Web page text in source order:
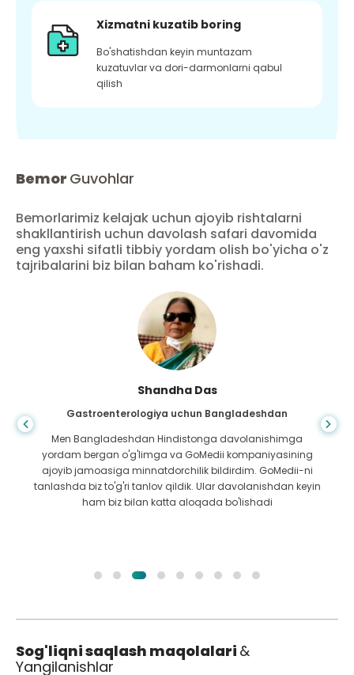
Xizmatni kuzatib boring
Bo'shatishdan keyin muntazam
kuzatuvlar va dori-darmonlarni qabul
qilish
Bemor Guvohlar
Bemorlarimiz kelajak uchun ajoyib rishtalarni
shakllantirish uchun davolash safari davomida
eng yaxshi sifatli tibbiy yordam olish bo'yicha o'z
tajribalarini biz bilan baham ko'rishadi.
Shandha Das
Gastroenterologiya uchun Bangladeshdan
Men Bangladeshdan Hindistonga davolanishimga
yordam bergan o'g'limga va GoMedii kompaniyasining
ajoyib jamoasiga minnatdorchilik bildirdim. GoMedii-ni
tanlashda biz to'g'ri tanlov qildik. Ular davolanishdan keyin
ham biz bilan katta aloqada bo'lishadi
Sog'liqni saqlash maqolalari &
Yangilanishlar